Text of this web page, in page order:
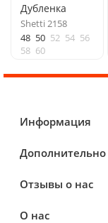
Дубленка
Shetti 2158
48 50 52 54 56
58 60
Информация
Дополнительно
Отзывы о нас
О нас